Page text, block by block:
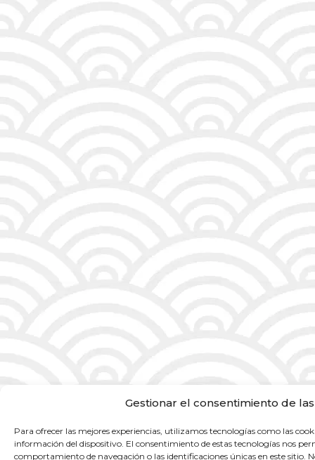
Gestionar el consentimiento de
Para ofrecer las mejores experiencias, utilizamos tecnologías como las
información del dispositivo. El consentimiento de estas tecnologías nos
comportamiento de navegación o las identificaciones únicas en este sitio.